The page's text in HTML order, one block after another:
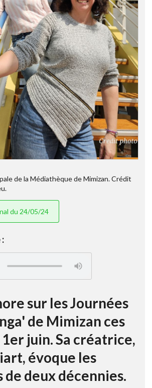
de la Médiathèque de Mimizan. Crédit
du 24/05/24
sur les Journées
de Mimizan ces
juin. Sa créatrice,
évoque les
de deux décennies.